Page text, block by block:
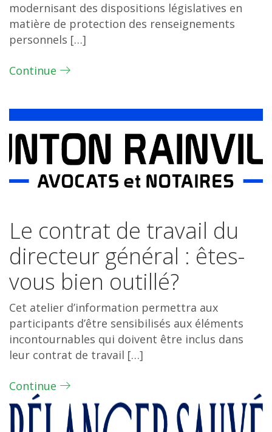
modernisant des dispositions législatives en
matière de protection des renseignements
personnels […]
Continue
Le contrat de travail du
directeur général : êtes-
vous bien outillé?
Cet atelier d’information permettra aux
participants d’être sensibilisés aux éléments
incontournables qui doivent être inclus dans
leur contrat de travail […]
Continue